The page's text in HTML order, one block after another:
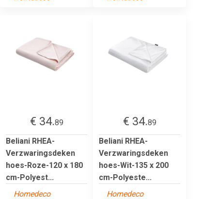
€ 34.89
Beliani RHEA-
Verzwaringsdeken
hoes-Roze-120 x 180
cm-Polyest...
Homedeco
€ 34.89
Beliani RHEA-
Verzwaringsdeken
hoes-Wit-135 x 200
cm-Polyeste...
Homedeco